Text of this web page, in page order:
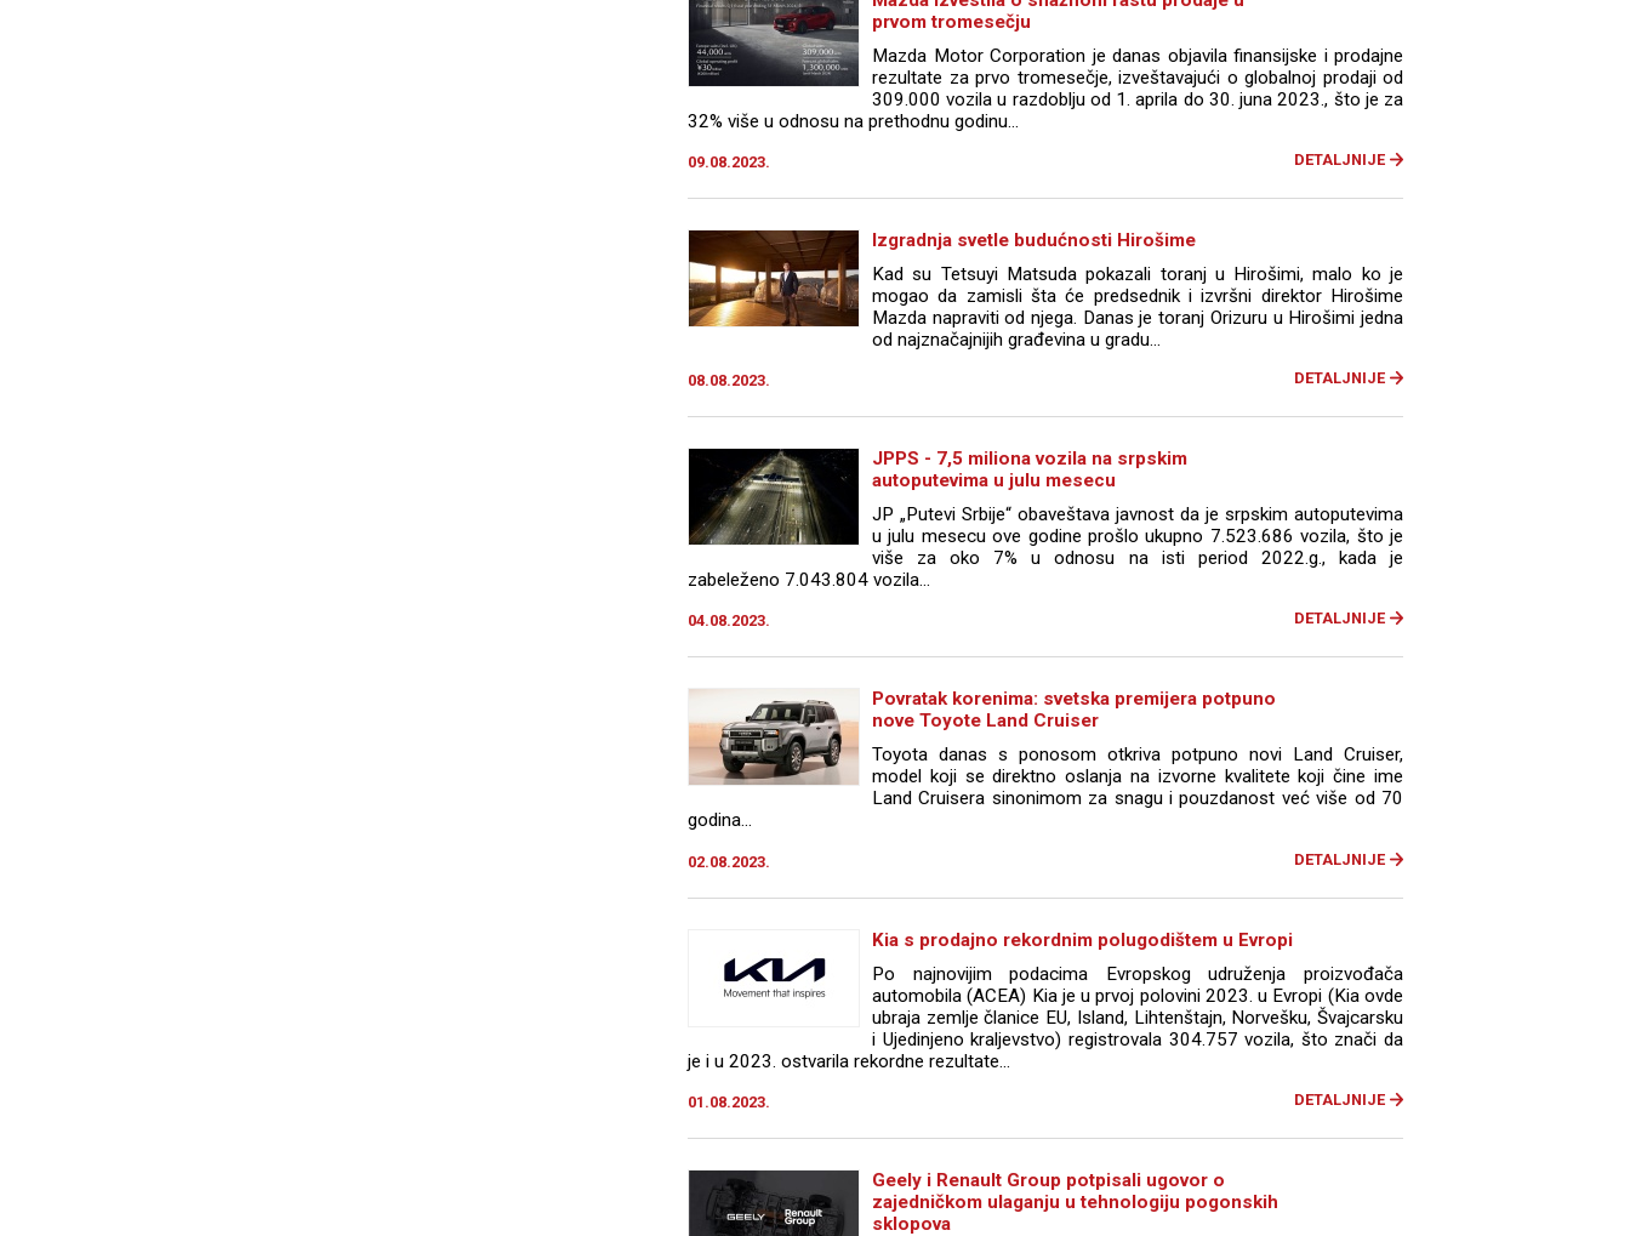
prvom tromesečju
Mazda Motor Corporation je danas objavila finansijske i prodajne
rezultate za prvo tromesečje, izveštavajući o globalnoj prodaji od
309.000 vozila u razdoblju od 1. aprila do 30. juna 2023., što je za
32% više u odnosu na prethodnu godinu...
09.08.2023. DETALJNIJE
Izgradnja svetle budućnosti Hirošime
Kad su Tetsuyi Matsuda pokazali toranj u Hirošimi, malo ko je
mogao da zamisli šta će predsednik i izvršni direktor Hirošime
Mazda napraviti od njega. Danas je toranj Orizuru u Hirošimi jedna
od najznačajnijih građevina u gradu...
08.08.2023. DETALJNIJE
JPPS - 7,5 miliona vozila na srpskim
autoputevima u julu mesecu
JP „Putevi Srbije“ obaveštava javnost da je srpskim autoputevima
u julu mesecu ove godine prošlo ukupno 7.523.686 vozila, što je
više za oko 7% u odnosu na isti period 2022.g., kada je
zabeleženo 7.043.804 vozila...
04.08.2023. DETALJNIJE
Povratak korenima: svetska premijera potpuno
nove Toyote Land Cruiser
Toyota danas s ponosom otkriva potpuno novi Land Cruiser,
model koji se direktno oslanja na izvorne kvalitete koji čine ime
Land Cruisera sinonimom za snagu i pouzdanost već više od 70
godina...
02.08.2023. DETALJNIJE
Kia s prodajno rekordnim polugodištem u Evropi
Po najnovijim podacima Evropskog udruženja proizvođača
automobila (ACEA) Kia je u prvoj polovini 2023. u Evropi (Kia ovde
ubraja zemlje članice EU, Island, Lihtenštajn, Norvešku, Švajcarsku
i Ujedinjeno kraljevstvo) registrovala 304.757 vozila, što znači da
je i u 2023. ostvarila rekordne rezultate...
01.08.2023. DETALJNIJE
Geely i Renault Group potpisali ugovor o
zajedničkom ulaganju u tehnologiju pogonskih
sklopova